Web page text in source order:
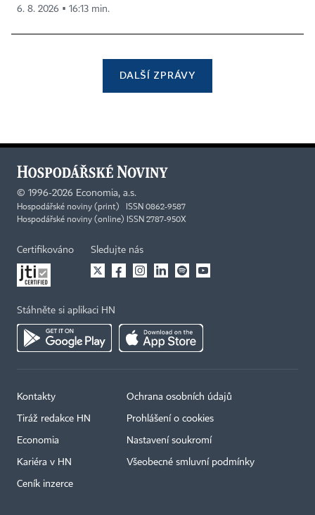
6. 8. 2026 ▪ 16:13 min.
DALŠÍ ZPRÁVY
© 1996-2026 Economia, a.s.
Hospodářské noviny (print) ISSN 0862-9587
Hospodářské noviny (online) ISSN 2787-950X
Certifikováno Sledujte nás
Stáhněte si aplikaci HN
Kontakty
Tiráž redakce HN
Economia
Kariéra v HN
Ceník inzerce
Ochrana osobních údajů
Prohlášení o cookies
Nastavení soukromí
Všeobecné smluvní podmínky